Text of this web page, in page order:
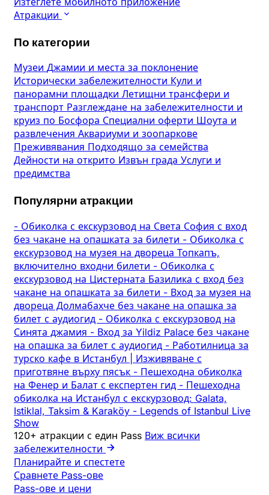
Атракции
По категории
Музеи Джамии и места за поклонение
Исторически забележителности Кули и
панорамни площадки Летищни трансфери и
транспорт Разглеждане на забележителности и
круиз по Босфора Специални оферти Шоута и
развлечения Аквариуми и зоопаркове
Преживявания Подходящо за семейства
Дейности на открито Извън града Услуги и
предимства
Популярни атракции
- Обиколка с екскурзовод на Света София с вход
без чакане на опашката за билети - Обиколка с
екскурзовод на музея на двореца Топкапъ,
включително входни билети - Обиколка с
екскурзовод на Цистерната Базилика с вход без
чакане на опашката за билети - Вход за музея на
двореца Долмабахче без чакане на опашка за
билет с аудиогид - Обиколка с екскурзовод на
Синята джамия - Вход за Yildiz Palace без чакане
на опашка за билет с аудиогид - Работилница за
турско кафе в Истанбул | Изживяване с
приготвяне върху пясък - Пешеходна обиколка
на Фенер и Балат с експертен гид - Пешеходна
обиколка на Истанбул с екскурзовод: Galata,
Istiklal, Taksim & Karaköy - Legends of Istanbul Live
Show
120+ атракции с един Pass Виж всички
забележителности
Планирайте и спестете
Сравнете Pass-ове
Pass-ове и цени